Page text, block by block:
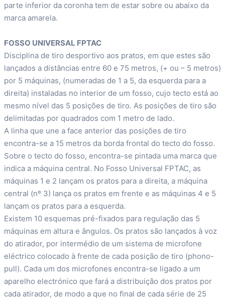
parte inferior da coronha tem de estar sobre ou abaixo da
marca amarela.
FOSSO UNIVERSAL FPTAC
Disciplina de tiro desportivo aos pratos, em que estes são
lançados a distâncias entre 60 e 75 metros, (+ ou – 5 metros)
por 5 máquinas, (numeradas de 1 a 5, da esquerda para a
direita) instaladas no interior de um fosso, cujo tecto está ao
mesmo nível das 5 posições de tiro. As posições de tiro são
delimitadas por quadrados com 1 metro de lado.
A linha que une a face anterior das posições de tiro
encontra-se a 15 metros da borda frontal do tecto do fosso.
Sobre o tecto do fosso, encontra-se pintada uma marca que
indica a máquina central. No Fosso Universal FPTAC, as
máquinas 1 e 2 lançam os pratos para a direita, a máquina
central (nº 3) lança os pratos em frente e as máquinas 4 e 5
lançam os pratos para a esquerda.
Existem 10 esquemas pré-fixados para regulação das 5
máquinas em altura e ângulos. Os pratos são lançados à voz
do atirador, por intermédio de um sistema de microfone
eléctrico colocado à frente de cada posição de tiro (phono-
pull). Cada um dos microfones encontra-se ligado a um
aparelho electrónico que fará a distribuição dos pratos por
cada atirador, de modo a que no final de cada série de 25